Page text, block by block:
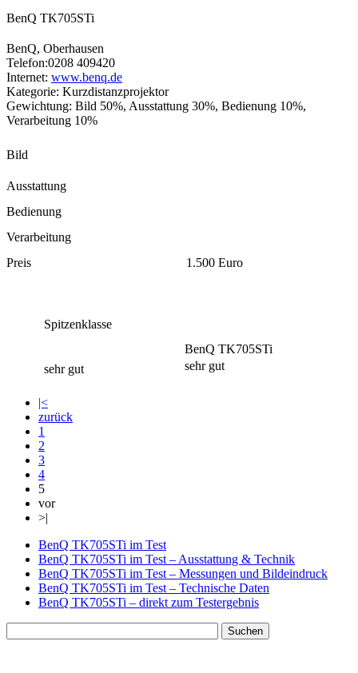
BenQ TK705STi
BenQ, Oberhausen
Telefon:0208 409420
Internet: www.benq.de
Kategorie: Kurzdistanzprojektor
Gewichtung: Bild 50%, Ausstattung 30%, Bedienung 10%,
Verarbeitung 10%
Bild
Ausstattung
Bedienung
Verarbeitung
Preis
1.500 Euro
Spitzenklasse
BenQ TK705STi
sehr gut
sehr gut
|<
zurück
1
2
3
4
5
vor
>|
BenQ TK705STi im Test
BenQ TK705STi im Test – Ausstattung & Technik
BenQ TK705STi im Test – Messungen und Bildeindruck
BenQ TK705STi im Test – Technische Daten
BenQ TK705STi – direkt zum Testergebnis